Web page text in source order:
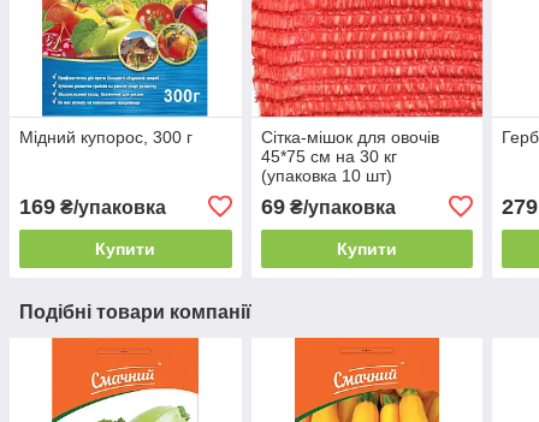
Мідний купорос, 300 г
169 ₴/упаковка
Купити
Сітка-мішок для овочів
45*75 см на 30 кг
(упаковка 10 шт)
69₴/упаковка
Купити
279
Подібні товари компанії